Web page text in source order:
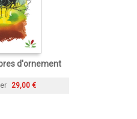
d'ornement
29,00 €